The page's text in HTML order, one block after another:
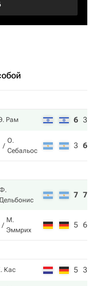
Рам 6 3
О.
Себальос
3 6
Дельбонис
7 7
М.
Эммрих
5 6
Кас 5 3